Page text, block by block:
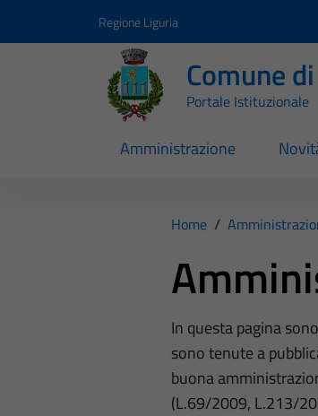
Regione Liguria
Comune
Portale Istituzionale
Amministrazione
Home /
In questa pagina
sono tenute a
buona
(L.69/2009, L.213/